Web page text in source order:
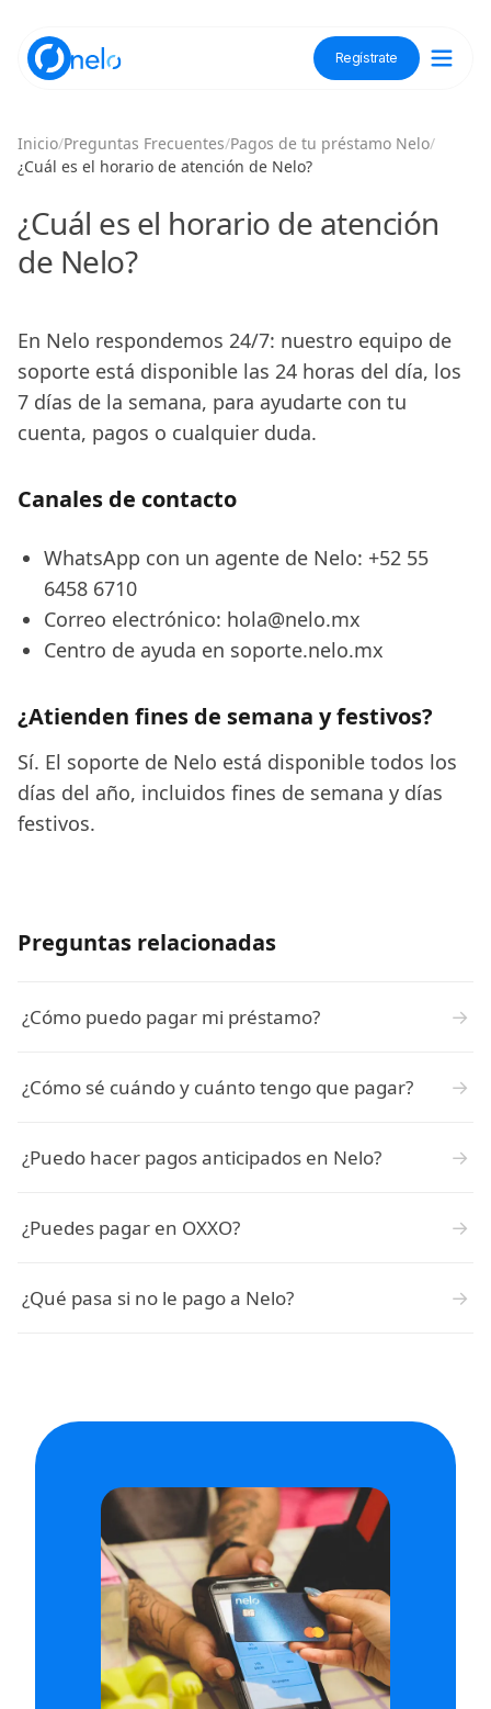
Regístrate
Regístrate
Inicio/Preguntas Frecuentes/Pagos de tu préstamo Nelo/
¿Cuál es el horario de atención de Nelo?
¿Cuál es el horario de atención
de Nelo?
En Nelo respondemos 24/7: nuestro equipo de
soporte está disponible las 24 horas del día, los
7 días de la semana, para ayudarte con tu
cuenta, pagos o cualquier duda.
Canales de contacto
WhatsApp con un agente de Nelo: +52 55
6458 6710
Correo electrónico: hola@nelo.mx
Centro de ayuda en soporte.nelo.mx
¿Atienden fines de semana y festivos?
Sí. El soporte de Nelo está disponible todos los
días del año, incluidos fines de semana y días
festivos.
Preguntas relacionadas
¿Cómo puedo pagar mi préstamo? →
¿Cómo sé cuándo y cuánto tengo que pagar? →
¿Puedo hacer pagos anticipados en Nelo? →
¿Puedes pagar en OXXO? →
¿Qué pasa si no le pago a Nelo? →